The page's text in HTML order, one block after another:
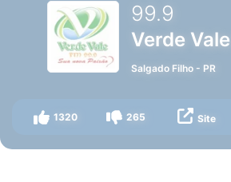
99.9
Verde Vale
Salgado Filho - PR
1320 265 Site